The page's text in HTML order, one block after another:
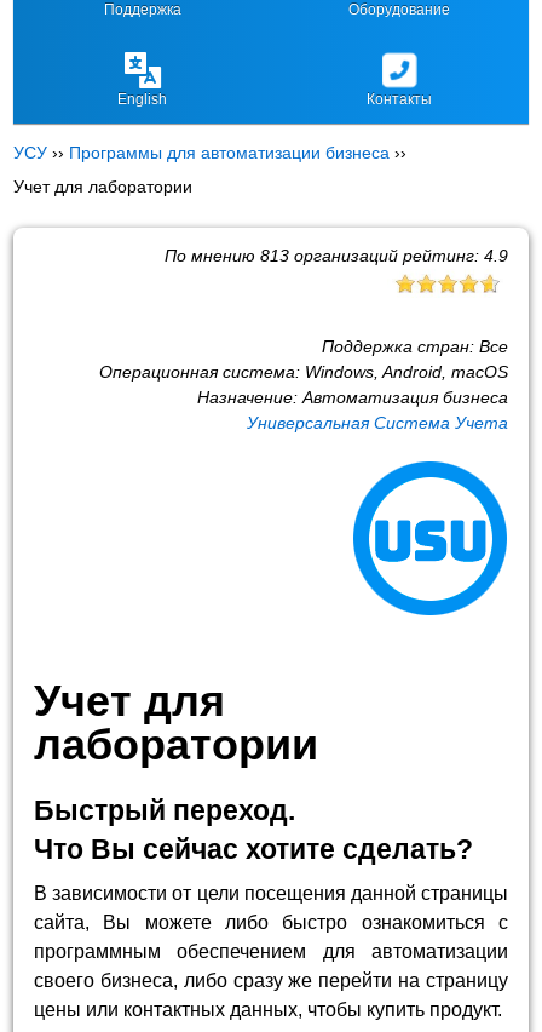
Поддержка Оборудование
English Контакты
УСУ ›› Программы для автоматизации бизнеса ››
Учет для лаборатории
По мнению 813организаций рейтинг: 4.9
Поддержка стран: Все
Операционная система: Windows, Android, macOS
Назначение: Автоматизация бизнеса
Универсальная Система Учета
Учет для
лаборатории
Быстрый переход.
Что Вы сейчас хотите сделать?
В зависимости от цели посещения данной страницы
сайта, Вы можете либо быстро ознакомиться с
программным обеспечением для автоматизации
своего бизнеса, либо сразу же перейти на страницу
цены или контактных данных, чтобы купить продукт.